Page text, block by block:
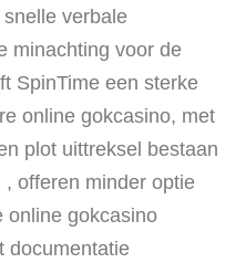
verbale
minachting voor de
SpinTime een sterke
online gokcasino, met
plot uittreksel bestaan
offeren minder optie
online gokcasino
documentatie